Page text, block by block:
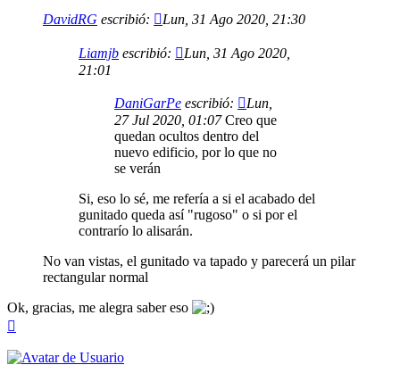
DavidRG escribió: Lun, 31 Ago 2020, 21:30
Liamjb escribió:
Lun, 31 Ago 2020,
21:01
DaniGarPe escribió:
Lun,
27 Jul 2020, 01:07Creo que
quedan ocultos dentro del
nuevo edificio, por lo que no
se verán
Si, eso lo sé, me refería a si el acabado del
gunitado queda así "rugoso" o si por el
contrarío lo alisarán.
No van vistas, el gunitado va tapado y parecerá un pilar
rectangular normal
Ok, gracias, me alegra saber eso